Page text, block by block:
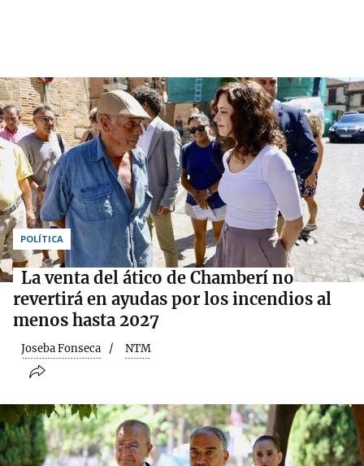
POLÍTICA
La venta del ático de Chamberí no
revertirá en ayudas por los incendios al
menos hasta 2027
Joseba Fonseca NTM